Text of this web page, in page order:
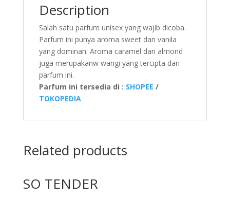
Description
Salah satu parfum unisex yang wajib dicoba.
Parfum ini punya aroma sweet dan vanila
yang dominan. Aroma caramel dan almond
juga merupakanw wangi yang tercipta dari
parfum ini.
Parfum ini tersedia di : SHOPEE /
TOKOPEDIA
Related products
SO TENDER